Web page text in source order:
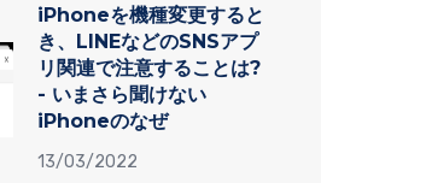
iPhoneを機種変更すると
き、LINEなどのSNSアプ
リ関連で注意することは?
- いまさら聞けない
iPhoneのなぜ
13/03/2022